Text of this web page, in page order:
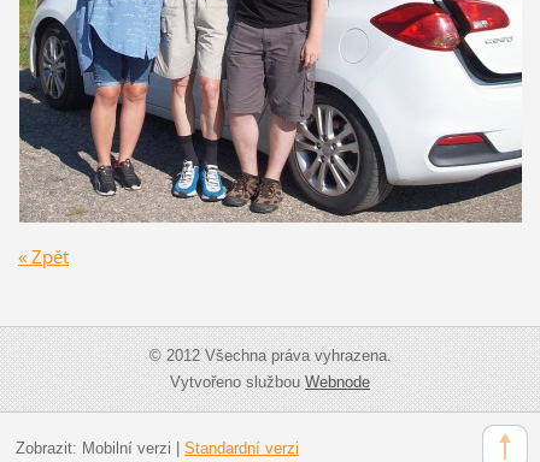
« Zpět
© 2012 Všechna práva vyhrazena.
Vytvořeno službouWebnode
Zobrazit: Mobilní verzi Standardní verzi